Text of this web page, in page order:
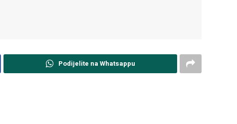
Podijelite na Whatsappu